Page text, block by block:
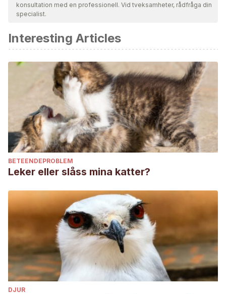
konsultation med en professionell. Vid tveksamheter, rådfråga din
specialist.
Interesting Articles
BETEENDEPROBLEM
Leker eller slåss mina katter?
DJUR